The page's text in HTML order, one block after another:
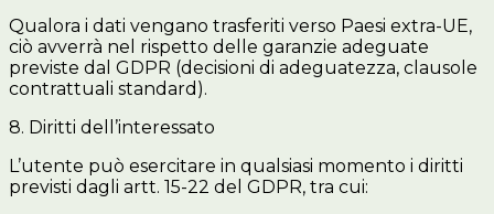
Qualora i dati vengano trasferiti verso Paesi extra-UE,
ciò avverrà nel rispetto delle garanzie adeguate
previste dal GDPR (decisioni di adeguatezza, clausole
contrattuali standard).
8. Diritti dell’interessato
L’utente può esercitare in qualsiasi momento i diritti
previsti dagli artt. 15-22 del GDPR, tra cui: